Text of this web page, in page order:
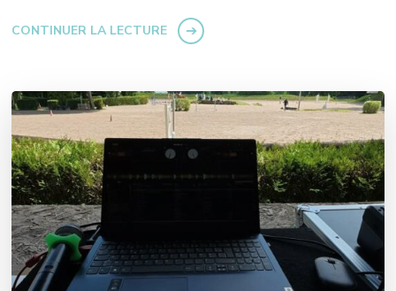
CONTINUER LA LECTURE